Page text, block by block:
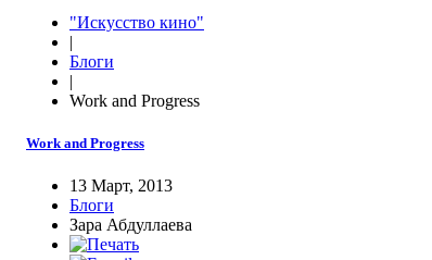
"Искусство кино"
|
Блоги
|
Work and Progress
Work and Progress
13 Март, 2013
Блоги
Зара Абдуллаева